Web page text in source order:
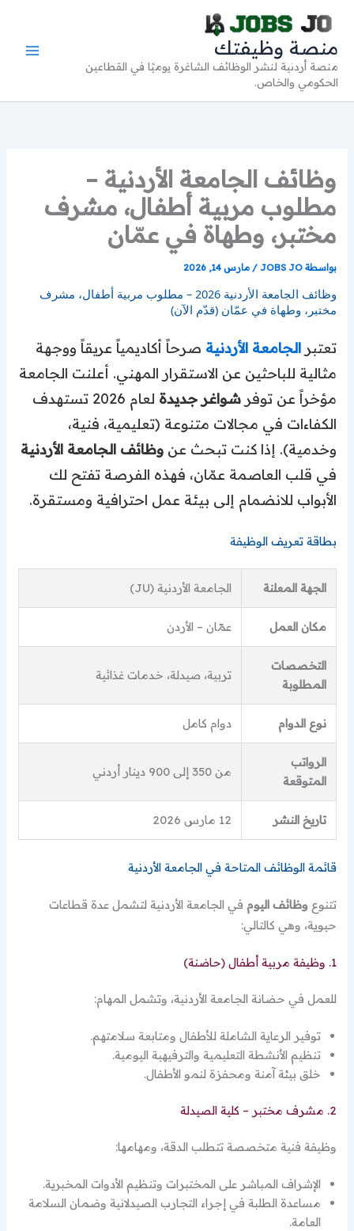
المحتوى
منصة وظيفتك
منصة أردنية لنشر الوظائف الشاغرة يوميًا في القطاعين
الحكومي والخاص.
وظائف الجامعة الأردنية –
مطلوب مربية أطفال، مشرف
مختبر، وطهاة في عمّان
بواسطة JOBS JO
/مارس 14, 2026
وظائف الجامعة الأردنية 2026 – مطلوب مربية أطفال، مشرف
مختبر، وطهاة في عمّان (قدّم الآن)
تعتبرالجامعة الأردنية صرحاً أكاديمياً عريقاً ووجهة
مثالية للباحثين عن الاستقرار المهني. أعلنت الجامعة
مؤخراً عن توفرشواغر جديدة
لعام 2026 تستهدف
الكفاءات في مجالات متنوعة (تعليمية، فنية،
وخدمية). إذا كنت تبحث عنوظائف الجامعة الأردنية
في قلب العاصمة عمّان، فهذه الفرصة تفتح لك
الأبواب للانضمام إلى بيئة عمل احترافية ومستقرة.
بطاقة تعريف الوظيفة
الجهة المعلنة الجامعة الأردنية (JU)
مكان العمل عمّان – الأردن
التخصصات
المطلوبة
تربية، صيدلة، خدمات غذائية
نوع الدوام دوام كامل
الرواتب
المتوقعة
من 350 إلى 900 دينار أردني
تاريخ النشر 12 مارس 2026
قائمة الوظائف المتاحة في الجامعة الأردنية
تتنوعوظائف اليوم في الجامعة الأردنية لتشمل عدة قطاعات
حيوية، وهي كالتالي:
1. وظيفة مربية أطفال (حاضنة)
للعمل في حضانة الجامعة الأردنية، وتشمل المهام:
توفير الرعاية الشاملة للأطفال ومتابعة سلامتهم.
تنظيم الأنشطة التعليمية والترفيهية اليومية.
خلق بيئة آمنة ومحفزة لنمو الأطفال.
2. مشرف مختبر – كلية الصيدلة
وظيفة فنية متخصصة تتطلب الدقة، ومهامها:
الإشراف المباشر على المختبرات وتنظيم الأدوات المخبرية.
مساعدة الطلبة في إجراء التجارب الصيدلانية وضمان السلامة
العامة.